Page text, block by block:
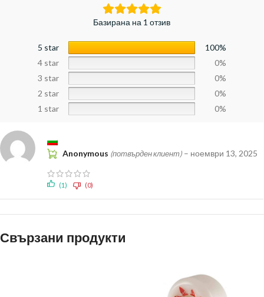
Базирана на 1 отзив
5 star
100%
4 star
0%
3 star
0%
2 star
0%
1 star
0%
Anonymous (потвърден клиент) – ноември 13, 2025
(1) (0)
Свързани продукти